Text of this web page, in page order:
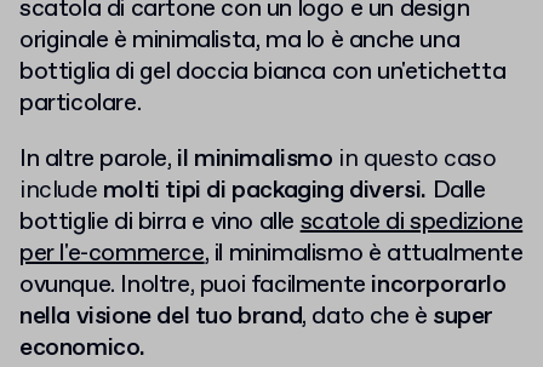
scatola di cartone con un logo e un design
originale è minimalista, ma lo è anche una
bottiglia di gel doccia bianca con un'etichetta
particolare.
In altre parole, il minimalismo in questo caso
include molti tipi di packaging diversi. Dalle
bottiglie di birra e vino allescatole di spedizione
per l'e-commerce, il minimalismo è attualmente
ovunque. Inoltre, puoi facilmente incorporarlo
nella visione del tuo brand, dato che è super
economico.